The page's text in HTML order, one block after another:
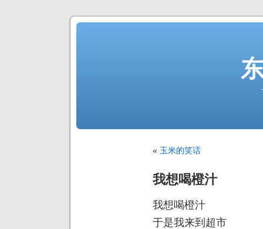
« 玉米的笑话
我想喝橙汁
我想喝橙汁
于是我来到超市